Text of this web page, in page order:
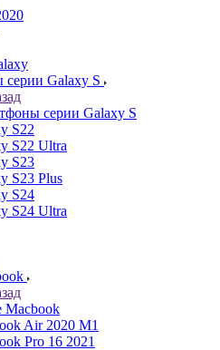
Galaxy S
серии Galaxy S
S22
S22 Ultra
S23
S23 Plus
S24
S24 Ultra
Macbook
Air 2020 M1
Pro 16 2021